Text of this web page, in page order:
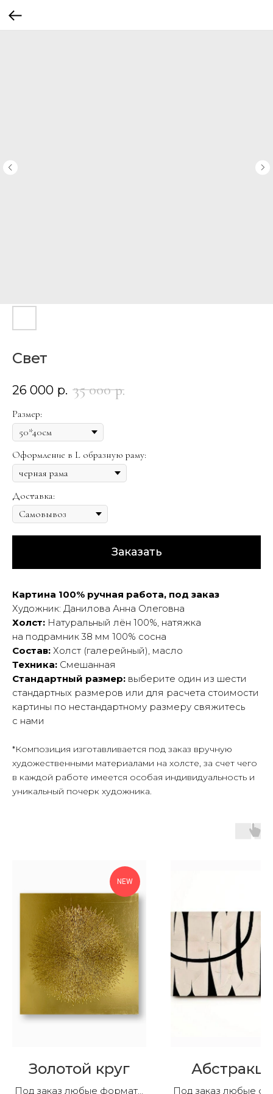
Свет
26 000 р. 35 000 р.
Размер:
Оформление в L образную раму:
Доставка:
Заказать
Картина 100% ручная работа, под заказ
Художник: Данилова Анна Олеговна
Холст: Натуральный лён 100%, натяжка
на подрамник 38 мм 100% сосна
Состав: Холст (галерейный), масло
Техника: Смешанная
Стандартный размер: выберите один из шести
стандартных размеров или для расчета стоимости
картины по нестандартному размеру свяжитесь
с нами
*Композиция изготавливается под заказ вручную
художественными материалами на холсте, за счет чего
в каждой работе имеется особая индивидуальность и
уникальный почерк художника.
NEW
Золотой круг
Под заказ любые форматы Под заказ любые